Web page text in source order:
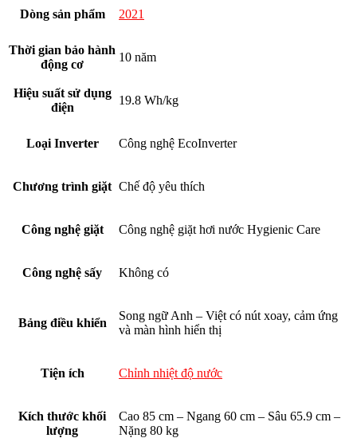
Dòng sản phẩm 2021
Thời gian bảo hành
động cơ
10 năm
Hiệu suất sử dụng
điện
19.8 Wh/kg
Loại Inverter Công nghệ EcoInverter
Chương trình giặt Chế độ yêu thích
Công nghệ giặt Công nghệ giặt hơi nước Hygienic Care
Công nghệ sấy Không có
Bảng điều khiển
Song ngữ Anh – Việt có nút xoay, cảm ứng
và màn hình hiển thị
Tiện ích Chỉnh nhiệt độ nước
Kích thước khối
lượng
Cao 85 cm – Ngang 60 cm – Sâu 65.9 cm –
Nặng 80 kg